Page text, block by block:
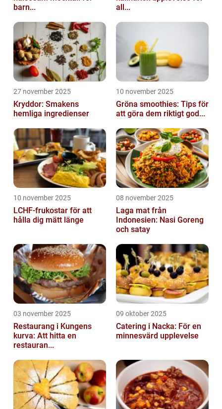
barn...
all...
27 november 2025
Kryddor: Smakens
hemliga ingredienser
10 november 2025
Gröna smoothies: Tips för
att göra dem riktigt god...
10 november 2025
LCHF-frukostar för att
hålla dig mätt länge
08 november 2025
Laga mat från
Indonesien: Nasi Goreng
och satay
03 november 2025
Restaurang i Kungens
kurva: Att hitta en
restauran...
09 oktober 2025
Catering i Nacka: För en
minnesvärd upplevelse